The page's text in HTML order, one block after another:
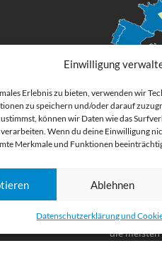
Einwilligung
Erlebnis zu bieten, verwenden wir
zu speichern und/oder darauf
können wir Daten wie das
Wenn du deine Einwilligung
Merkmale und Funktionen
Ablehnen
Datenschutzerklärung und
Stoffe,
die